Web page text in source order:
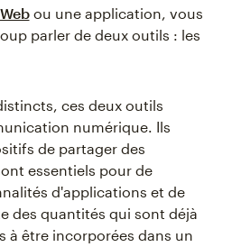
ou une application, vous
parler de deux outils : les
ces deux outils
numérique. Ils
de partager des
essentiels pour de
d'applications et de
des quantités qui sont déjà
à être incorporées dans un